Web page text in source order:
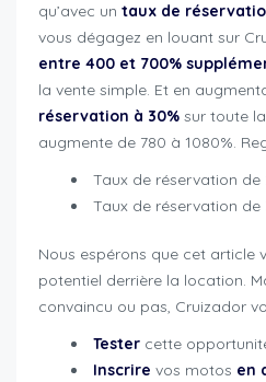
qu’avec un taux de
vous dégagez en louant sur
entre 400 et 700%
la vente simple. Et en
réservation à 30% sur toute
augmente de 780 à 1080%.
Taux de réservation de
Taux de réservation de
Nous espérons que cet article
potentiel derrière la location.
convaincu ou pas, Cruizador
Tester cette
Inscrire vos motos en